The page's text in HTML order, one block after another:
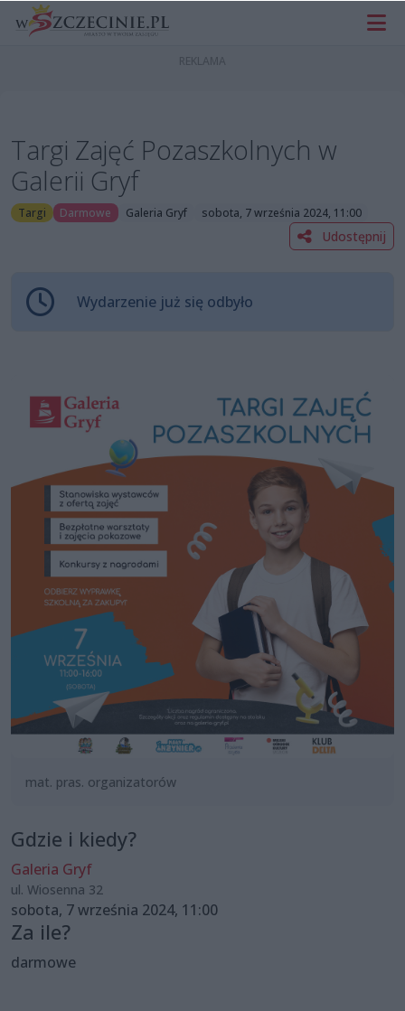
Targi Zajęć Pozaszkolnych w
Galerii Gryf
Targi Darmowe Galeria Gryf sobota, 7 września 2024, 11:00
Udostępnij
Wydarzenie już się odbyło
mat. pras. organizatorów
Gdzie i kiedy?
Galeria Gryf
ul. Wiosenna 32
sobota, 7 września 2024, 11:00
Za ile?
darmowe